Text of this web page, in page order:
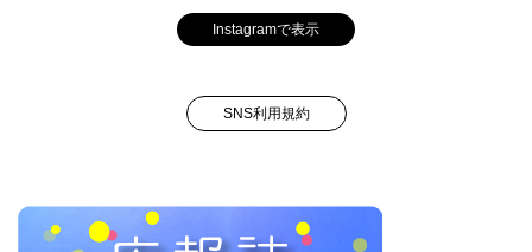
Instagramで表示
SNS利用規約